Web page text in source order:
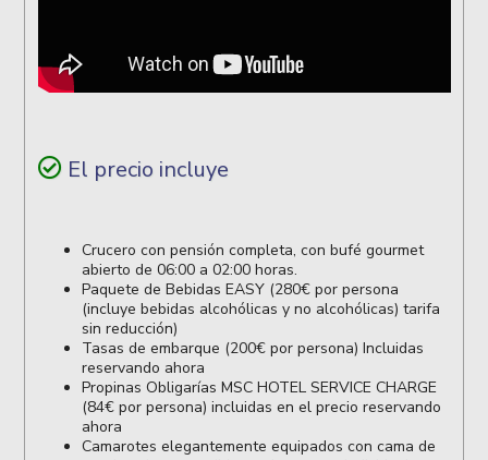
El precio incluye
Crucero con pensión completa, con bufé gourmet
abierto de 06:00 a 02:00 horas.
Paquete de Bebidas EASY (280€ por persona
(incluye bebidas alcohólicas y no alcohólicas) tarifa
sin reducción)
Tasas de embarque (200€ por persona) Incluidas
reservando ahora
Propinas Obligarías MSC HOTEL SERVICE CHARGE
(84€ por persona) incluidas en el precio reservando
ahora
Camarotes elegantemente equipados con cama de